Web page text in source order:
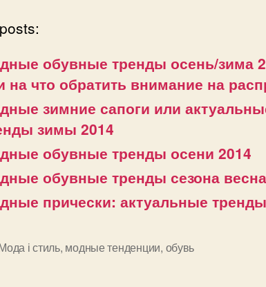
обувные тренды осень/зима
на что обратить внимание на
зимние сапоги или
зимы 2014
обувные тренды осени 2014
обувные тренды сезона
прически: актуальные
і стиль, модные тенденции, обувь